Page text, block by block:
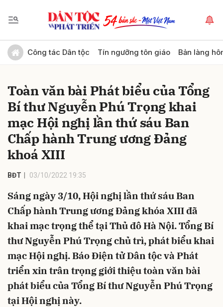
Công tác Dân tộc Tín ngưỡng tôn giáo Bản làng
Toàn văn bài Phát biểu của Tổng
Bí thư Nguyễn Phú Trọng khai
mạc Hội nghị lần thứ sáu Ban
Chấp hành Trung ương Đảng
khoá XIII
BĐT 03/10/2022 19:35
Sáng ngày 3/10, Hội nghị lần thứ sáu Ban
Chấp hành Trung ương Đảng khóa XIII đã
khai mạc trọng thể tại Thủ đô Hà Nội. Tổng Bí
thư Nguyễn Phú Trọng chủ trì, phát biểu khai
mạc Hội nghị. Báo Điện tử Dân tộc và Phát
triển xin trân trọng giới thiệu toàn văn bài
phát biểu của Tổng Bí thư Nguyễn Phú Trọng
tại Hội nghị này.
Gửi bình luận